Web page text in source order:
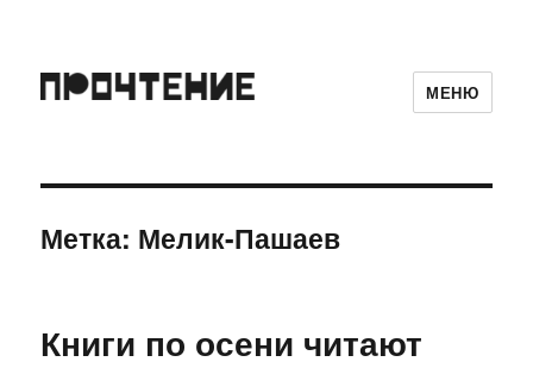
МЕНЮ
Метка: Мелик-Пашаев
Книги по осени читают